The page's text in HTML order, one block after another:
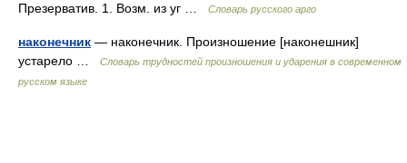
Презерватив. 1. Возм. из уг …
Словарь русского арго
наконечник — наконечник. Произношение [наконешник]
устарело …
Словарь трудностей произношения и ударения в современном
русском языке